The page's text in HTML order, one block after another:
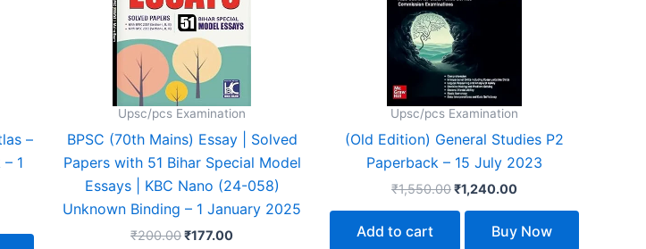
–
1
Upsc/pcs Examination
BPSC (70th Mains) Essay | Solved
Papers with 51 Bihar Special Model
Essays | KBC Nano (24-058)
Unknown Binding – 1 January 2025
₹200.00₹177.00
Upsc/pcs Examination
(Old Edition) General Studies P2
Paperback – 15 July 2023
₹1,550.00₹1,240.00
Add to cart Buy Now